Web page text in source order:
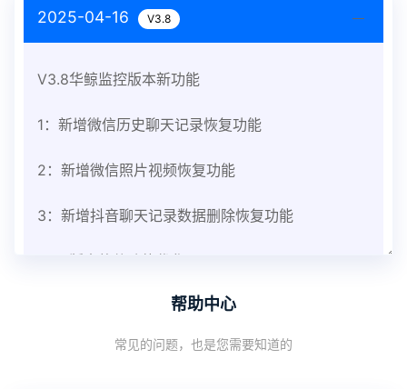
2025-04-16 V3.8
V3.8华鲸监控版本新功能
1：新增微信历史聊天记录恢复功能
2：新增微信照片视频恢复功能
3：新增抖音聊天记录数据删除恢复功能
1：优化监控终端从当前监控界面切换其他被控端手
机设备响应慢问题
帮助中心
常见的问题，也是您需要知道的